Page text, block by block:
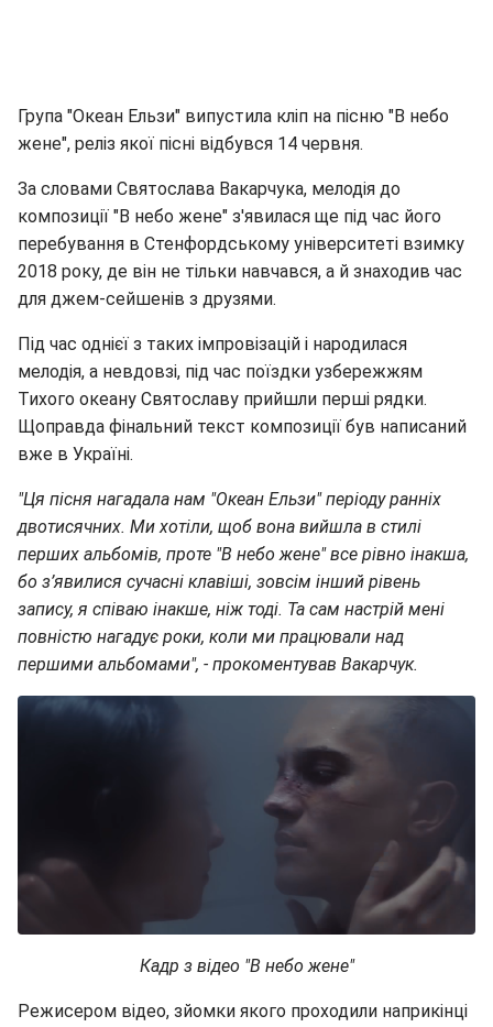
Група "Океан Ельзи" випустила кліп на пісню "В небо
жене", реліз якої пісні відбувся 14 червня.
За словами Святослава Вакарчука, мелодія до
композиції "В небо жене" з'явилася ще під час його
перебування в Стенфордському університеті взимку
2018 року, де він не тільки навчався, а й знаходив час
для джем-сейшенів з друзями.
Під час однієї з таких імпровізацій і народилася
мелодія, а невдовзі, під час поїздки узбережжям
Тихого океану Святославу прийшли перші рядки.
Щоправда фінальний текст композиції був написаний
вже в Україні.
"Ця пісня нагадала нам "Океан Ельзи" періоду ранніх
двотисячних. Ми хотіли, щоб вона вийшла в стилі
перших альбомів, проте "В небо жене" все рівно інакша,
бо з’явилися сучасні клавіші, зовсім інший рівень
запису, я співаю інакше, ніж тоді. Та сам настрій мені
повністю нагадує роки, коли ми працювали над
першими альбомами", - прокоментував Вакарчук.
Кадр з відео "В небо жене"
Режисером відео, зйомки якого проходили наприкінці